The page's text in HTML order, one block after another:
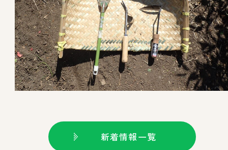
新着情報一覧